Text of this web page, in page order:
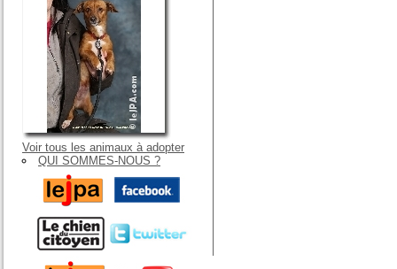
Voir tous les animaux à adopter
QUI SOMMES-NOUS ?